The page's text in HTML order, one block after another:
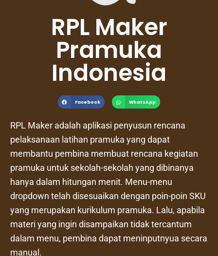
RPL Maker
Pramuka
Indonesia
Facebook WhatsApp
RPL Maker adalah aplikasi penyusun rencana
pelaksanaan latihan pramuka yang dapat
membantu pembina membuat rencana kegiatan
pramuka untuk sekolah-sekolah yang dibinanya
hanya dalam hitungan menit. Menu-menu
dropdown telah disesuaikan dengan poin-poin SKU
yang merupakan kurikulum pramuka. Lalu, apabila
materi yang ingin disampaikan tidak tercantum
dalam menu, pembina dapat meninputnyua secara
manual.